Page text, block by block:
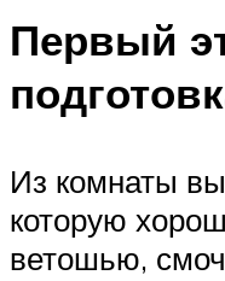
Первый
Из комнаты
которую
ветошью,